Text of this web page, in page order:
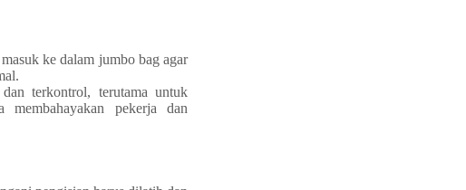
ke dalam jumbo bag agar
terkontrol, terutama untuk
pekerja dan